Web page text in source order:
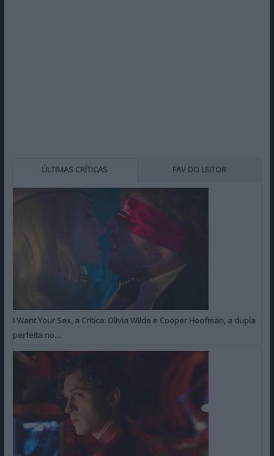
ÚLTIMAS CRÍTICAS FAV DO LEITOR
I Want Your Sex, a Crítica: Olivia Wilde e Cooper Hoofman, a dupla
perfeita no…